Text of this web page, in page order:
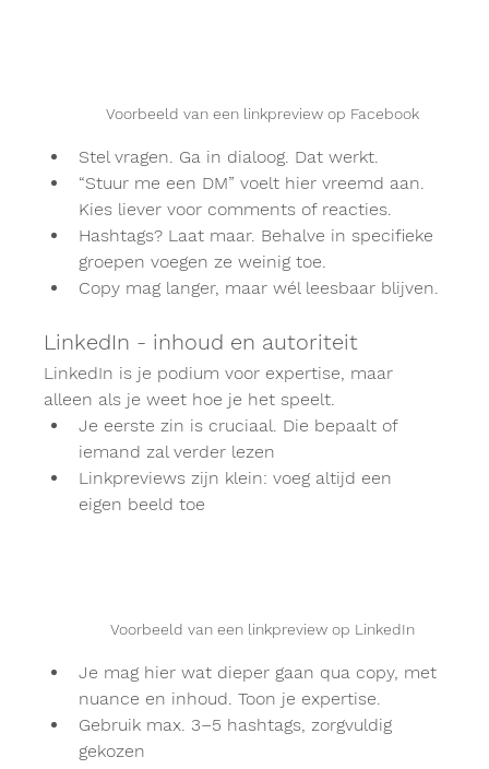
Voorbeeld van een linkpreview op Facebook
Stel vragen. Ga in dialoog. Dat werkt.
“Stuur me een DM” voelt hier vreemd aan.
Kies liever voor comments of reacties.
Hashtags? Laat maar. Behalve in specifieke
groepen voegen ze weinig toe.
Copy mag langer, maar wél leesbaar blijven.
LinkedIn - inhoud en autoriteit
LinkedIn is je podium voor expertise, maar
alleen als je weet hoe je het speelt.
Je eerste zin is cruciaal. Die bepaalt of
iemand zal verder lezen
Linkpreviews zijn klein: voeg altijd een
eigen beeld toe
Voorbeeld van een linkpreview op LinkedIn
Je mag hier wat dieper gaan qua copy, met
nuance en inhoud. Toon je expertise.
Gebruik max. 3–5 hashtags, zorgvuldig
gekozen